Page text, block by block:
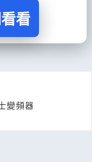
看
變頻器